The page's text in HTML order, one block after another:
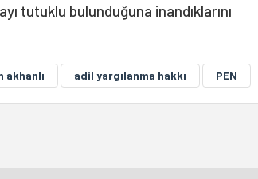
tutuklu bulunduğuna inandıklarını
akhanlı adil yargılanma hakkı PEN